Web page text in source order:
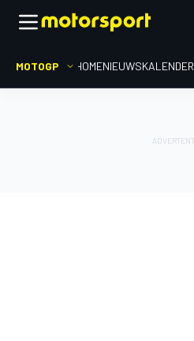
MOTOGP HOMENIEUWSKALENDER